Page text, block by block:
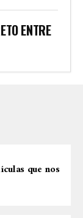
ENTRE
que nos